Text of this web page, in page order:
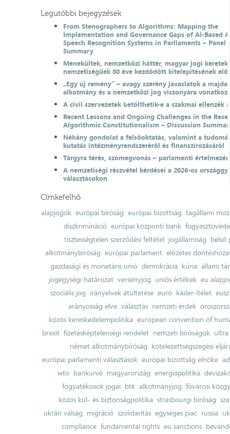
Legutóbbi bejegyzések
From Stenographers to Algorithms: Mapping the
Implementation and Governance Gaps of AI-Based
Speech Recognition Systems in Parliaments – Panel
Summary
Menekültek, nemzetközi háttér, magyar jogi
nemzetiségűek 80 éve kezdődött kitelepítésének
„Egy új remény” – avagy szerény javaslatok a
alkotmány és a nemzetközi jog viszonyára
A civil szervezetek betölthetik-e a szakmai ellenzék
Recent Lessons and Ongoing Challenges in the
Algorithmic Constitutionalism – Discussion
Néhány gondolat a felsőoktatás, valamint a
kutatás intézményrendszeréről és finanszírozásáról
Tárgyra térés, szómegvonás – parlamenti
A nemzetiségi részvétel kérdései a 2026-os
választásokon
Címkefelhő
alapjogok európai bíróság európai bizottság tagállami
diszkrimináció európai központi bank
tisztességtelen szerződési feltétel jogállamiság belső
alkotmánybíróság európai parlament előzetes
gazdasági és monetáris unió demokrácia kúria állami
jogegységi határozat versenyjog uniós értékek eu
szociális jog irányelvek átültetése euró kásler-ítélet
arányosság elve választás nemzeti érdek
közös kereskedelempolitika european convention of
brexit fizetésképtelenségi rendelet nemzeti bíróságok ultra
német alkotmánybíróság kötelezettségszegési
európai parlamenti választások európai bizottság elnöke
wto bankunió magyarország energiapolitika
fogyatékosok jogai btk alkotmányjog fővárosi
közös kül- és biztonságpolitika strasbourgi bíróság
ukrán válság migráció szolidaritás egységes piac russia
compliance fundamental rights eu sanctions